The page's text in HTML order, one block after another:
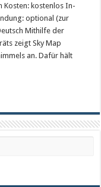
Kosten: kostenlos In-
optional (zur
Mithilfe der
zeigt Sky Map
an. Dafür hält